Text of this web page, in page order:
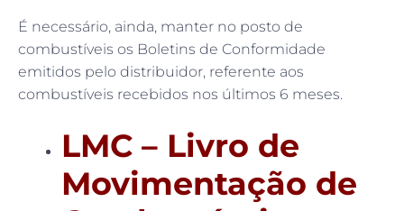
É necessário, ainda, manter no posto de
combustíveis os Boletins de Conformidade
emitidos pelo distribuidor, referente aos
combustíveis recebidos nos últimos 6 meses.
LMC – Livro de
Movimentação de